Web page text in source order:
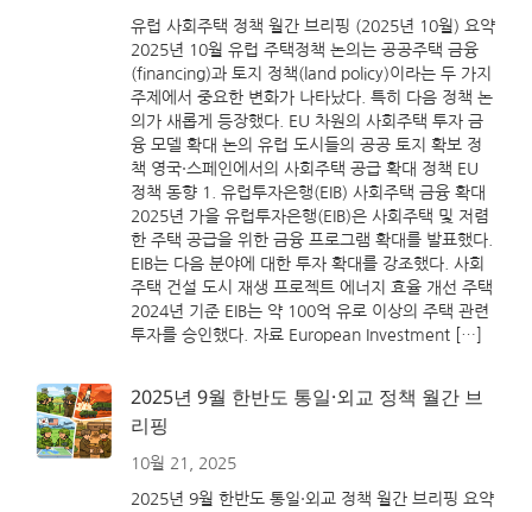
유럽 사회주택 정책 월간 브리핑 (2025년 10월) 요약
2025년 10월 유럽 주택정책 논의는 공공주택 금융
(financing)과 토지 정책(land policy)이라는 두 가지
주제에서 중요한 변화가 나타났다. 특히 다음 정책 논
의가 새롭게 등장했다. EU 차원의 사회주택 투자 금
융 모델 확대 논의 유럽 도시들의 공공 토지 확보 정
책 영국·스페인에서의 사회주택 공급 확대 정책 EU
정책 동향 1. 유럽투자은행(EIB) 사회주택 금융 확대
2025년 가을 유럽투자은행(EIB)은 사회주택 및 저렴
한 주택 공급을 위한 금융 프로그램 확대를 발표했다.
EIB는 다음 분야에 대한 투자 확대를 강조했다. 사회
주택 건설 도시 재생 프로젝트 에너지 효율 개선 주택
2024년 기준 EIB는 약 100억 유로 이상의 주택 관련
투자를 승인했다. 자료 European Investment […]
2025년 9월 한반도 통일·외교 정책 월간 브
리핑
10월 21, 2025
2025년 9월 한반도 통일·외교 정책 월간 브리핑 요약